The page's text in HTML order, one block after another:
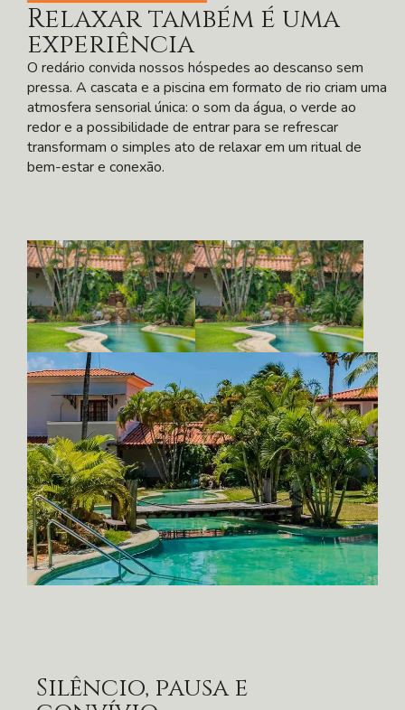
Relaxar também é uma
experiência
O redário convida nossos hóspedes ao descanso sem
pressa. A cascata e a piscina em formato de rio criam uma
atmosfera sensorial única: o som da água, o verde ao
redor e a possibilidade de entrar para se refrescar
transformam o simples ato de relaxar em um ritual de
bem-estar e conexão.
Silêncio, pausa e